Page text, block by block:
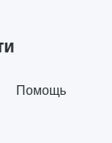
Помощь